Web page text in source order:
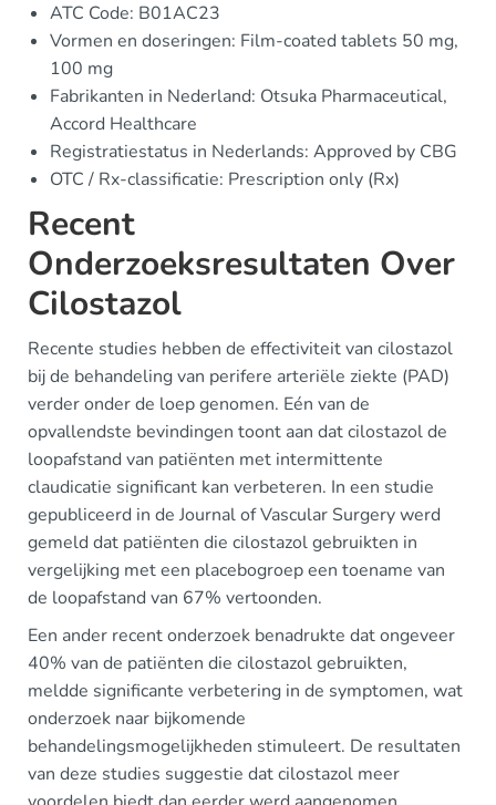
ATC Code: B01AC23
Vormen en doseringen: Film-coated tablets 50 mg,
100 mg
Fabrikanten in Nederland: Otsuka Pharmaceutical,
Accord Healthcare
Registratiestatus in Nederlands: Approved by CBG
OTC / Rx-classificatie: Prescription only (Rx)
Recent
Onderzoeksresultaten Over
Cilostazol
Recente studies hebben de effectiviteit van cilostazol
bij de behandeling van perifere arteriële ziekte (PAD)
verder onder de loep genomen. Eén van de
opvallendste bevindingen toont aan dat cilostazol de
loopafstand van patiënten met intermittente
claudicatie significant kan verbeteren. In een studie
gepubliceerd in de Journal of Vascular Surgery werd
gemeld dat patiënten die cilostazol gebruikten in
vergelijking met een placebogroep een toename van
de loopafstand van 67% vertoonden.
Een ander recent onderzoek benadrukte dat ongeveer
40% van de patiënten die cilostazol gebruikten,
meldde significante verbetering in de symptomen, wat
onderzoek naar bijkomende
behandelingsmogelijkheden stimuleert. De resultaten
van deze studies suggestie dat cilostazol meer